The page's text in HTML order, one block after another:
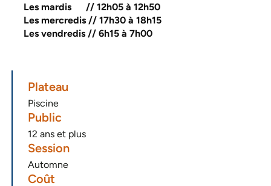
Les mardis // 12h05 à 12h50
Les mercredis // 17h30 à 18h15
Les vendredis // 6h15 à 7h00
Plateau
Piscine
Public
12 ans et plus
Session
Automne
Coût